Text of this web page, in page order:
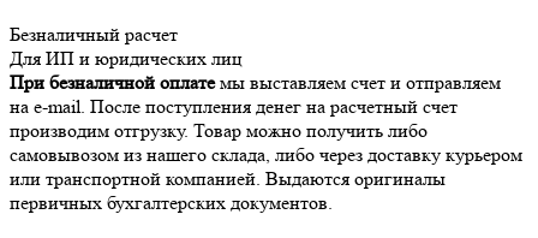
Безналичный расчет
Для ИП и юридических лиц
При безналичной оплатемы выставляем счет и отправляем
на e-mail. После поступления денег на расчетный счет
производим отгрузку. Товар можно получить либо
самовывозом из нашего склада, либо через доставку курьером
или транспортной компанией. Выдаются оригиналы
первичных бухгалтерских документов.